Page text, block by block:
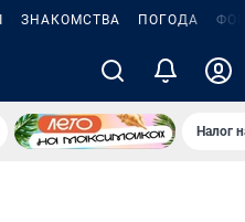
ЗНАКОМСТВА ПОГОДА
Налог